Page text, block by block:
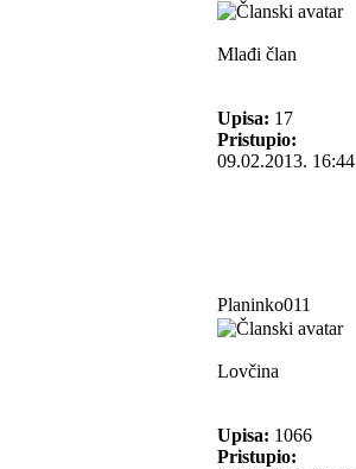
Mlađi član
Upisa: 17
Pristupio:
09.02.2013. 16:44
Planinko011
Lovčina
Upisa: 1066
Pristupio: